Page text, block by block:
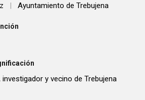
| Ayuntamiento de Trebujena
y vecino de Trebujena